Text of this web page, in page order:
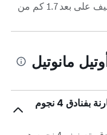
Patek Philippe Watch Museum في جنيف على بعد 1.7 كم من
مانوتيل
هل الأسعار في أوتيل مانوتيل قابلة للمقارنة بفنادق 4 نجوم